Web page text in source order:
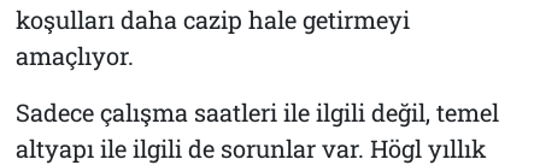
koşulları daha cazip hale getirmeyi
amaçlıyor.
Sadece çalışma saatleri ile ilgili değil, temel
altyapı ile ilgili de sorunlar var. Högl yıllık